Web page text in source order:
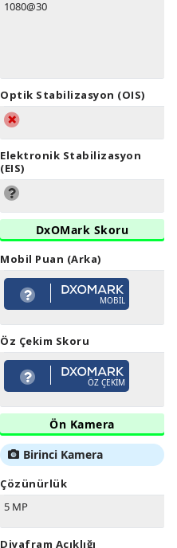
1080@30
Optik Stabilizasyon (OIS)
Elektronik Stabilizasyon
(EIS)
DxOMark Skoru
Mobil Puan (Arka)
MOBIL
Öz Çekim Skoru
ÖZ ÇEKIM
Ön Kamera
Birinci Kamera
Çözünürlük
5 MP
Diyafram Açıklığı